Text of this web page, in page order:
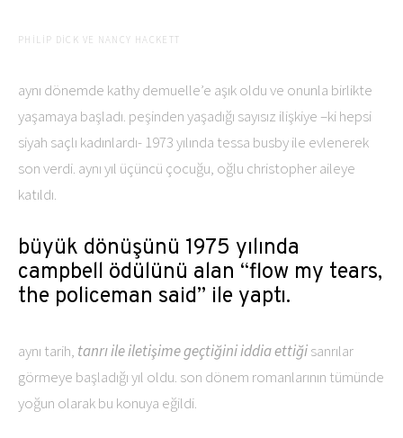
PHILIP DICK VE NANCY HACKETT
aynı dönemde kathy demuelle’e aşık oldu ve onunla birlikte
yaşamaya başladı. peşinden yaşadığı sayısız ilişkiye –ki hepsi
siyah saçlı kadınlardı- 1973 yılında tessa busby ile evlenerek
son verdi. aynı yıl üçüncü çocuğu, oğlu christopher aileye
katıldı.
büyük dönüşünü 1975 yılında
campbell ödülünü alan “flow my tears,
the policeman said” ile yaptı.
aynı tarih, tanrı ile iletişime geçtiğini iddia ettiğisanrılar
görmeye başladığı yıl oldu. son dönem romanlarının tümünde
yoğun olarak bu konuya eğildi.